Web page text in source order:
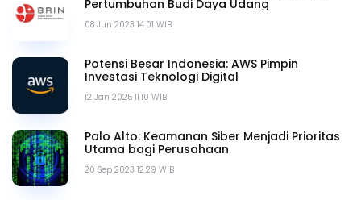
08 Jun 2023 14.01 WIB
Pertumbuhan Budi Daya Udang
12 Jan 2025 11.10 WIB
Potensi Besar Indonesia: AWS Pimpin
Investasi Teknologi Digital
20 Sep 2023 12.29 WIB
Palo Alto: Keamanan Siber Menjadi Prioritas
Utama bagi Perusahaan